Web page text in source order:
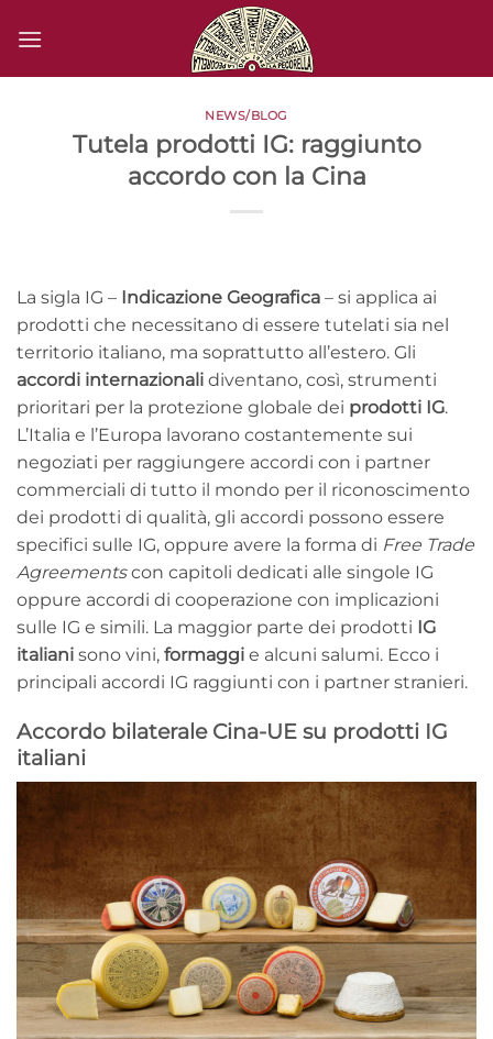
NEWS/BLOG
Tutela prodotti IG: raggiunto
accordo con la Cina
La sigla IG – Indicazione Geografica – si applica ai
prodotti che necessitano di essere tutelati sia nel
territorio italiano, ma soprattutto all’estero. Gli
accordi internazionali diventano, così, strumenti
prioritari per la protezione globale dei prodotti IG.
L’Italia e l’Europa lavorano costantemente sui
negoziati per raggiungere accordi con i partner
commerciali di tutto il mondo per il riconoscimento
dei prodotti di qualità, gli accordi possono essere
specifici sulle IG, oppure avere la forma di Free Trade
Agreementscon capitoli dedicati alle singole IG
oppure accordi di cooperazione con implicazioni
sulle IG e simili. La maggior parte dei prodotti IG
italiani sono vini, formaggi e alcuni salumi. Ecco i
principali accordi IG raggiunti con i partner stranieri.
Accordo bilaterale Cina-UE su prodotti IG
italiani